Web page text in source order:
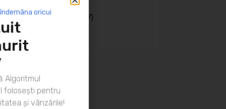
(81)
Spiritualitate
(127)
oricui
Algoritmul
folosești pentru
și vânzările!